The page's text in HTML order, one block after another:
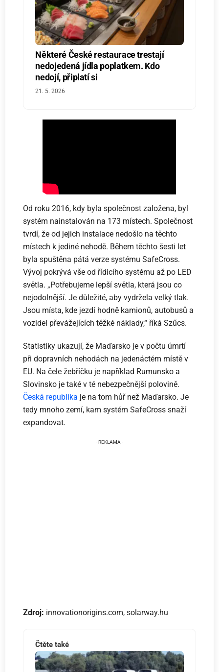
Některé České restaurace trestají
nedojedená jídla poplatkem. Kdo
nedojí, připlatí si
21. 5. 2026
Od roku 2016, kdy byla společnost založena, byl
systém nainstalován na 173 místech. Společnost
tvrdí, že od jejich instalace nedošlo na těchto
místech k jediné nehodě. Během těchto šesti let
byla spuštěna pátá verze systému SafeCross.
Vývoj pokrývá vše od řídicího systému až po LED
světla. „Potřebujeme lepší světla, která jsou co
nejodolnější. Je důležité, aby vydržela velký tlak.
Jsou místa, kde jezdí hodně kamionů, autobusů a
vozidel převážejících těžké náklady,“ říká Szűcs.
Statistiky ukazují, že Maďarsko je v počtu úmrtí
při dopravních nehodách na jedenáctém místě v
EU. Na čele žebříčku je například Rumunsko a
Slovinsko je také v té nebezpečnější polovině.
Česká republika je na tom hůř než Maďarsko. Je
tedy mnoho zemí, kam systém SafeCross snaží
expandovat.
Zdroj: innovationorigins.com, solarway.hu
Čtěte také